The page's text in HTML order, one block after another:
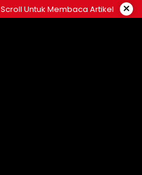
Scroll Untuk Membaca Artikel ×